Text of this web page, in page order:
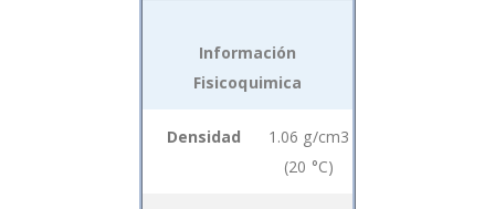
Información
Fisicoquimica
Densidad
1.06 g/cm3
(20 °C)